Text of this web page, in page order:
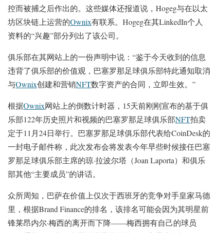
控而被捕之后作出的。这些媒体还报道说，Hogeg与在以太
坊区块链上运营的Ownix​​有联系。Hogeg在其LinkedIn个人
资料的“兴趣”部分列出了该公司。
俱乐部在其网站上的一份声明中说：“鉴于今天收到的信息
违背了俱乐部的价值观，巴塞罗那足球俱乐部特此通知取消
与Ownix​​创建和营销NFT数字资产的合同，立即生效。”
根据Ownix​​网站上的倒数计时器，15天前刚刚宣布的基于俱
乐部122年历史照片和视频的巴塞罗那足球俱乐部NFT拍卖
定于11月24日举行。巴塞罗那足球俱乐部代表给CoinDesk的
一封电子邮件称，此次发布会将发表今年早些时候接任巴塞
罗那足球俱乐部主席的琼·拉波尔塔（Joan Laporta）和俱乐
部其他“主要成员”的讲话。
众所周知，巴萨在价值上仅次于西班牙的竞争对手皇家马德
里，根据Brand Finance的排名，该排名可能会因为其明星前
锋莱昂内尔·梅西的离开而下降——梅西拥有自己的球员